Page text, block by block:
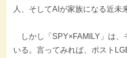
人、そしてAIが家族になる近未
しかし「SPY×FAMILY」は、
いる。言ってみれば、ポスト